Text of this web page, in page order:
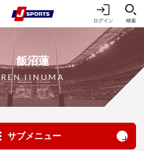
ログイン 検索
飯沼蓮
REN IINUMA
サブメニュー